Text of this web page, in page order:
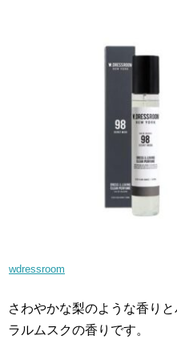
wdressroom
さわやかな梨のような香り
ラルムスクの香りです。